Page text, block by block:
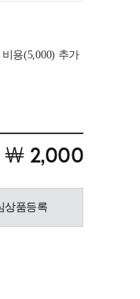
용(5,000) 추가
￦ 2,000
상품등록